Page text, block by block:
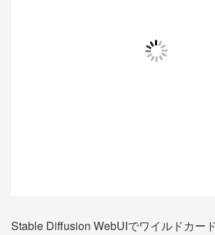
Stable Diffusion WebUIでワイルドカー